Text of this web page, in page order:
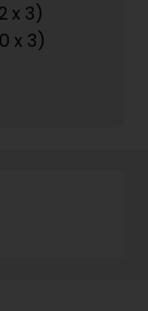
x 3)
x 3)